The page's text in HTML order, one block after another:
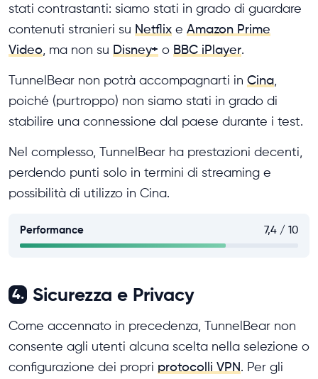
stati contrastanti: siamo stati in grado di guardare
contenuti stranieri su Netflix e Amazon Prime
Video , ma non su Disney+ o BBC iPlayer.
TunnelBear non potrà accompagnarti in Cina
poiché (purtroppo) non siamo stati in grado di
stabilire una connessione dal paese durante i test.
Nel complesso, TunnelBear ha prestazioni decenti,
perdendo punti solo in termini di streaming e
possibilità di utilizzo in Cina.
Performance 7,4 / 10
4. Sicurezza e Privacy
Come accennato in precedenza, TunnelBear non
consente agli utenti alcuna scelta nella selezione o
configurazione dei propri protocolli VPN. Per gli